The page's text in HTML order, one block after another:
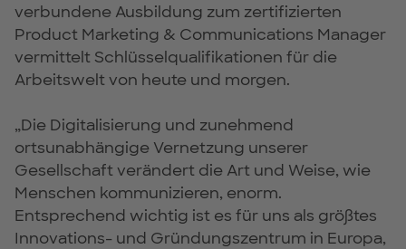
verbundene Ausbildung zum zertifizierten
Product Marketing & Communications Manager
vermittelt Schlüsselqualifikationen für die
Arbeitswelt von heute und morgen.
„Die Digitalisierung und zunehmend
ortsunabhängige Vernetzung unserer
Gesellschaft verändert die Art und Weise, wie
Menschen kommunizieren, enorm.
Entsprechend wichtig ist es für uns als größtes
Innovations- und Gründungszentrum in Europa,